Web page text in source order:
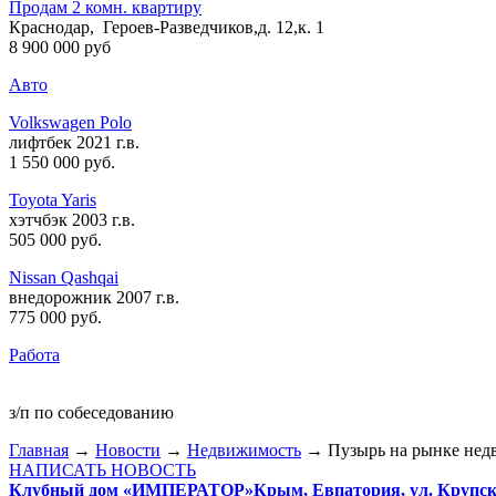
Продам 2 комн. квартиру
Краснодар, Героев-Разведчиков,д. 12,к. 1
8 900 000 руб
Авто
Volkswagen Polo
лифтбек 2021 г.в.
1 550 000 руб.
Toyota Yaris
хэтчбэк 2003 г.в.
505 000 руб.
Nissan Qashqai
внедорожник 2007 г.в.
775 000 руб.
Работа
з/п по собеседованию
Главная → Новости → Недвижимость → Пузырь на рынке
НАПИСАТЬ НОВОСТЬ
Клубный дом «ИМПЕРАТОР»Крым, Евпатория, ул.